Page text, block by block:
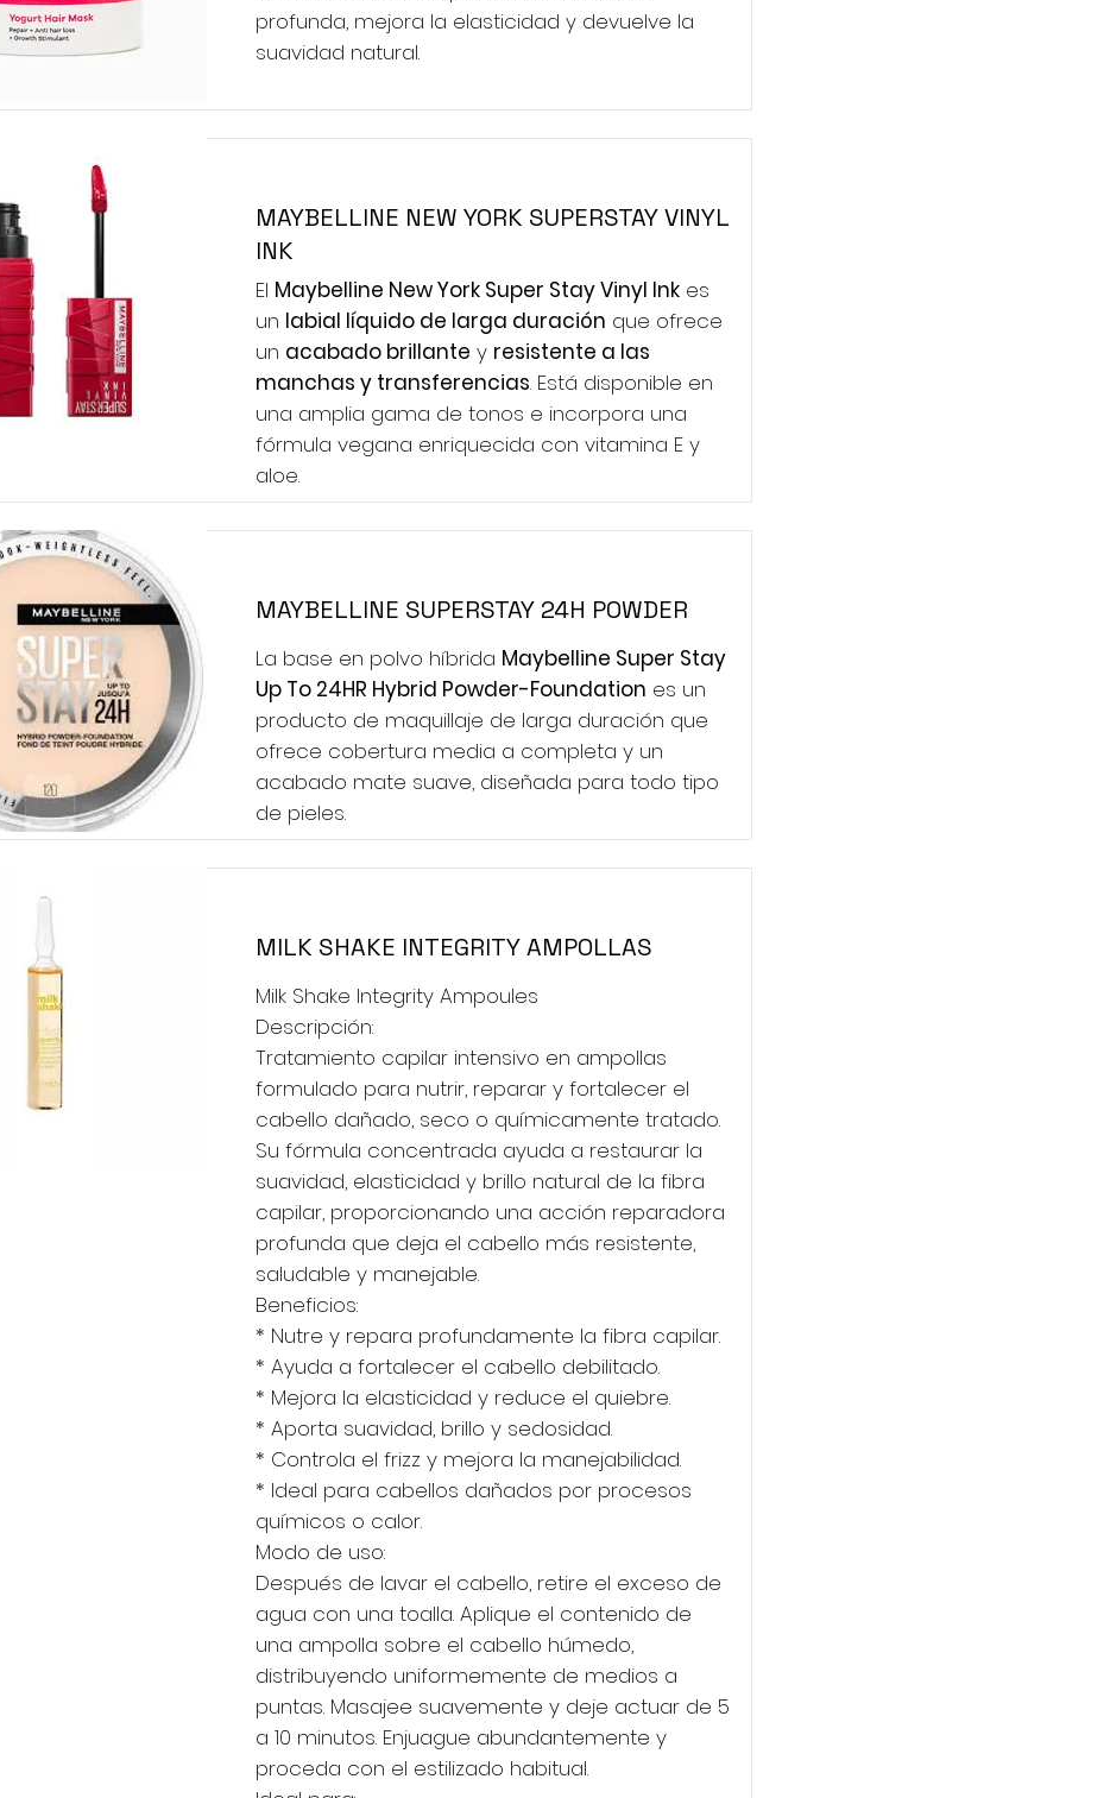
profunda, mejora la elasticidad y devuelve la
suavidad natural.
MAYBELLINE NEW YORK SUPERSTAY VINYL
INK
El Maybelline New York Super Stay Vinyl Inkes
un labial líquido de larga duración que ofrece
un acabado brillante y resistente a las
manchas y transferencias. Está disponible en
una amplia gama de tonos e incorpora una
fórmula vegana enriquecida con vitamina E y
aloe.
MAYBELLINE SUPERSTAY 24H POWDER
La base en polvo híbrida Maybelline Super Stay
Up To 24HR Hybrid Powder-Foundation es un
producto de maquillaje de larga duración que
ofrece cobertura media a completa y un
acabado mate suave, diseñada para todo tipo
de pieles.
MILK SHAKE INTEGRITY AMPOLLAS
Milk Shake Integrity Ampoules
Descripción:
Tratamiento capilar intensivo en ampollas
formulado para nutrir, reparar y fortalecer el
cabello dañado, seco o químicamente tratado.
Su fórmula concentrada ayuda a restaurar la
suavidad, elasticidad y brillo natural de la fibra
capilar, proporcionando una acción reparadora
profunda que deja el cabello más resistente,
saludable y manejable.
Beneficios:
* Nutre y repara profundamente la fibra capilar.
* Ayuda a fortalecer el cabello debilitado.
* Mejora la elasticidad y reduce el quiebre.
* Aporta suavidad, brillo y sedosidad.
* Controla el frizz y mejora la manejabilidad.
* Ideal para cabellos dañados por procesos
químicos o calor.
Modo de uso:
Después de lavar el cabello, retire el exceso de
agua con una toalla. Aplique el contenido de
una ampolla sobre el cabello húmedo,
distribuyendo uniformemente de medios a
puntas. Masajee suavemente y deje actuar de 5
a 10 minutos. Enjuague abundantemente y
proceda con el estilizado habitual.